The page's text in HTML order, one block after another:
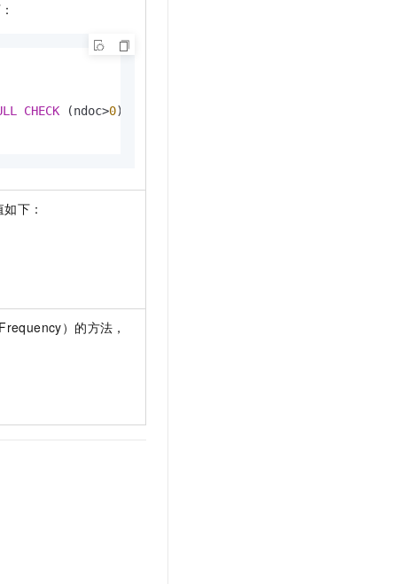
CHECK (ndoc>0)
下：
）的方法，